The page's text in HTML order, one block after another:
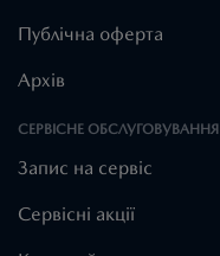
Публічна оферта
Архів
СЕРВІСНЕ ОБСЛУГОВУВАННЯ
Запис на сервіс
Cервісні акції